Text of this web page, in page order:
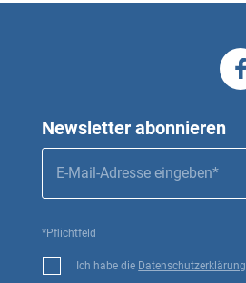
Newsletter abonnieren
*Pflichtfeld
Ich habe die Datenschutzerklärung